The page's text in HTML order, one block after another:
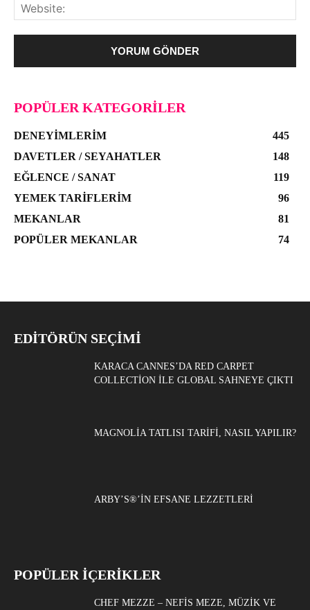
POPÜLER KATEGORILER
DENEYIMLERIM
445
DAVETLER / SEYAHATLER
148
EĞLENCE / SANAT
119
YEMEK TARIFLERIM
96
MEKANLAR
81
POPÜLER MEKANLAR
74
EDITÖRÜN SEÇIMI
KARACA CANNES’DA RED CARPET
COLLECTION ILE GLOBAL SAHNEYE ÇIKTI
MAGNOLIA TATLISI TARIFI, NASIL YAPILIR?
ARBY’S®’IN EFSANE LEZZETLERI
POPÜLER İÇERİKLER
CHEF MEZZE – NEFIS MEZE, MÜZIK VE